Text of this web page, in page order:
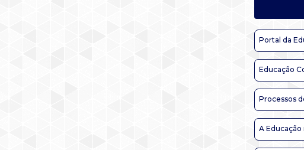
Portal da
Educação
Processos
A Educação